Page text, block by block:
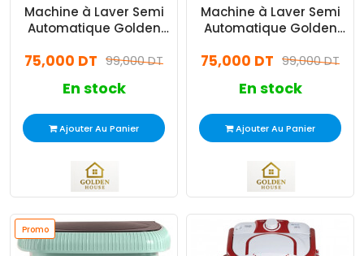
Machine à Laver Semi
Automatique Golden
99,000 DT
75,000 DT
En stock
Ajouter Au Panier
Machine à Laver Semi
Automatique Golden
99,000 DT
75,000 DT
En stock
Ajouter Au Panier
Promo